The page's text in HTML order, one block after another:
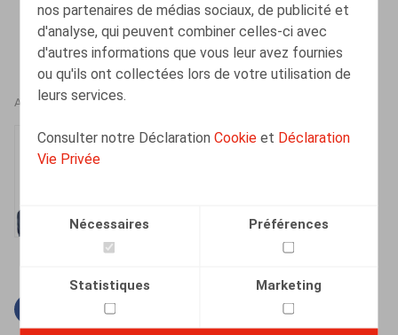
nos partenaires de médias sociaux, de publicité et
d'analyse, qui peuvent combiner celles-ci avec
d'autres informations que vous leur avez fournies
ou qu'ils ont collectées lors de votre utilisation de
leurs services.
Consulter notre DéclarationCookie et Déclaration
Vie Privée
Nécessaires Préférences
Statistiques Marketing
AUTEURS
Ward Bouciqué
Facebook
TwitterLinkedin